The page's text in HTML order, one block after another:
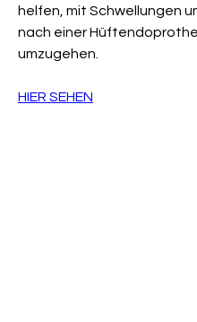
helfen, mit Schwellungen
nach einer
umzugehen.
HIER SEHEN